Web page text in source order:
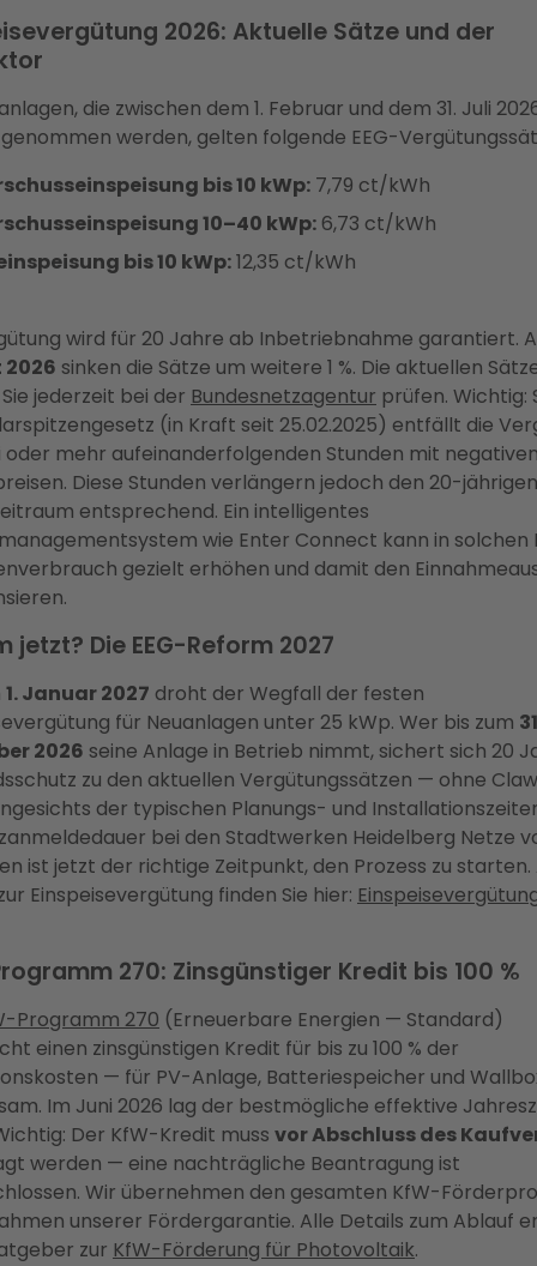
2026: Aktuelle Sätze und der
die zwischen dem 1. Februar und dem 31. Juli
werden, gelten folgende EEG-
bis 10 kWp: 7,79 ct/kWh
10–40 kWp: 6,73 ct/kWh
bis 10 kWp:12,35 ct/kWh
wird für 20 Jahre ab Inbetriebnahme garantiert.
sinken die Sätze um weitere 1 %. Die aktuellen
jederzeit bei der Bundesnetzagentur prüfen. Wichtig:
(in Kraft seit 25.02.2025) entfällt die
oder mehr aufeinanderfolgenden Stunden mit
Diese Stunden verlängern jedoch den 20-jährigen
entsprechend. Ein intelligentes
wie Enter Connect kann in solchen
gezielt erhöhen und damit den
jetzt? Die EEG-Reform 2027
1. Januar 2027 droht der Wegfall der festen
für Neuanlagen unter 25 kWp. Wer bis zum
2026 seine Anlage in Betrieb nimmt, sichert sich 20
zu den aktuellen Vergütungssätzen — ohne
der typischen Planungs- und
bei den Stadtwerken Heidelberg Netze
ist jetzt der richtige Zeitpunkt, den Prozess zu starten.
Einspeisevergütung finden Sie hier:
270: Zinsgünstiger Kredit bis 100 %
Programm 270 (Erneuerbare Energien — Standard)
einen zinsgünstigen Kredit für bis zu 100 % der
— für PV-Anlage, Batteriespeicher und
Im Juni 2026 lag der bestmögliche effektive
Der KfW-Kredit muss vor Abschluss des
werden — eine nachträgliche Beantragung ist
Wir übernehmen den gesamten KfW-
unserer Fördergarantie. Alle Details zum Ablauf
zur KfW-Förderung für Photovoltaik.